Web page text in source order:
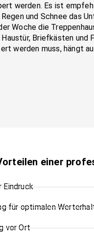
werden. Es ist
und Schnee das
Woche die
Haustür, Briefkästen
werden muss, hängt
einer
Eindruck
für optimalen
vor Ort